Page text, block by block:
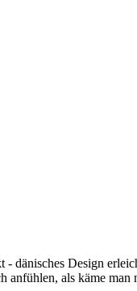
dänisches Design
anfühlen, als käme man